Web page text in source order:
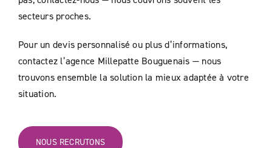
secteurs proches.
Pour un devis personnalisé ou plus d’informations,
contactez l’agence Millepatte Bouguenais — nous
trouvons ensemble la solution la mieux adaptée à votre
situation.
NOUS RECRUTONS